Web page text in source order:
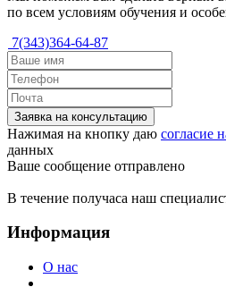
по всем условиям обучения и
7(343)364-64-87
Заявка на консультацию
Нажимая на кнопку даю согласие
данных
Ваше сообщение отправлено
В течение получаса наш
Информация
О нас